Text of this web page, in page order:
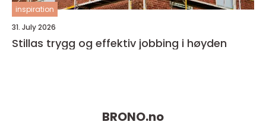
inspiration
31. July 2026
Stillas trygg og effektiv jobbing i høyden
BRONO.no